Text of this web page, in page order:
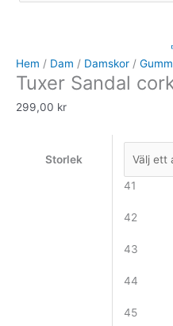
Hem / Dam / Damskor /
Tuxer Sandal
299,00 kr
Storlek
41
42
43
44
45
cork
Herr